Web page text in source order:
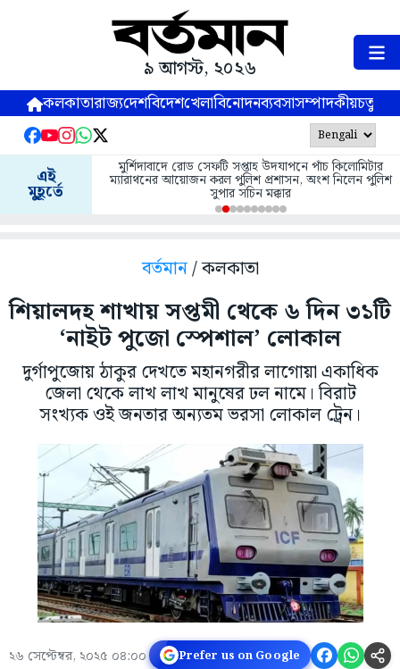
৯ আগস্ট, ২০২৬
কলকাতারাজ্যদেশবিদেশখেলাবিনোদনব্যবসাসম্পাদকীয়
এই
মুহূর্তে
মুর্শিদাবাদে রোড সেফটি সপ্তাহ উদযাপনে পাঁচ কিলোমিটার
ম্যারাথনের আয়োজন করল পুলিশ প্রশাসন, অংশ নিলেন পুলিশ
সুপার সচিন মক্কার
বর্তমান/ কলকাতা
শিয়ালদহ শাখায় সপ্তমী থেকে ৬ দিন ৩১টি
‘নাইট পুজো স্পেশাল’ লোকাল
দুর্গাপুজোয় ঠাকুর দেখতে মহানগরীর লাগোয়া একাধিক
জেলা থেকে লাখ লাখ মানুষের ঢল নামে। বিরাট
সংখ্যক ওই জনতার অন্যতম ভরসা লোকাল ট্রেন।
২৬ সেপ্টেম্বর, ২০২৫ ০৪:০০ Prefer us on Google